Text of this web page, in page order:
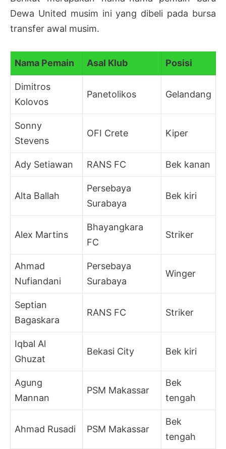
Dewa United musim ini yang dibeli pada bursa
transfer awal musim.
Nama Pemain Asal Klub Posisi
Dimitros
Kolovos
Panetolikos Gelandang
Sonny
Stevens
OFI Crete Kiper
Ady Setiawan RANS FC Bek kanan
Alta Ballah
Persebaya
Surabaya
Bek kiri
Alex Martins
Bhayangkara
FC
Striker
Ahmad
Nufiandani
Persebaya
Surabaya
Winger
Septian
Bagaskara
RANS FC Striker
Iqbal Al
Ghuzat
Bekasi City Bek kiri
Agung
Mannan
PSM Makassar
Bek
tengah
Ahmad Rusadi PSM Makassar
Bek
tengah